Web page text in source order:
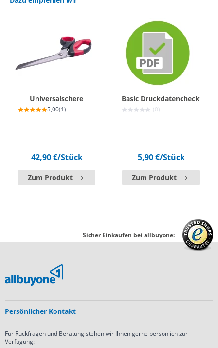
Universalschere
5,00(1)
42,90 €/Stück
Zum Produkt
Basic Druckdatencheck
(0)
5,90 €/Stück
Zum Produkt
Sicher Einkaufen bei allbuyone:
Persönlicher Kontakt
Für Rückfragen und Beratung stehen wir Ihnen gerne persönlich zur
Verfügung: